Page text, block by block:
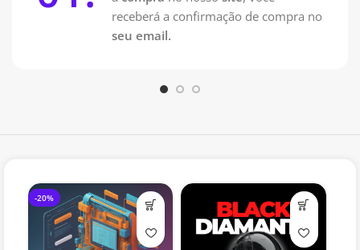
receberá a confirmação de compra no
seu email.
-20%